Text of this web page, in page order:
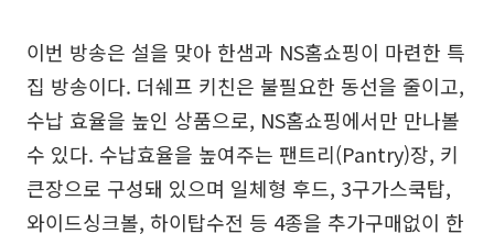
이번 방송은 설을 맞아 한샘과 NS홈쇼핑이 마련한 특
집 방송이다. 더쉐프 키친은 불필요한 동선을 줄이고,
수납 효율을 높인 상품으로, NS홈쇼핑에서만 만나볼
수 있다. 수납효율을 높여주는 팬트리(Pantry)장, 키
큰장으로 구성돼 있으며 일체형 후드, 3구가스쿡탑,
와이드싱크볼, 하이탑수전 등 4종을 추가구매없이 한